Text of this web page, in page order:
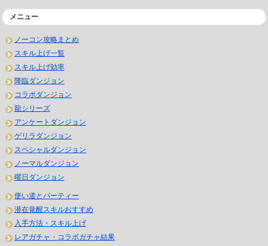
メニュー
ノーコン攻略まとめ
スキル上げ一覧
スキル上げ効率
降臨ダンジョン
コラボダンジョン
龍シリーズ
アンケートダンジョン
ゲリラダンジョン
スペシャルダンジョン
ノーマルダンジョン
曜日ダンジョン
使い道とパーティー
潜在覚醒スキルおすすめ
入手方法・スキル上げ
レアガチャ・コラボガチャ結果